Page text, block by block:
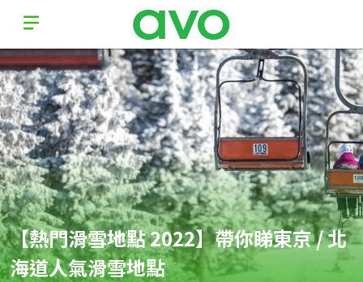
【熱門滑雪地點 2022】帶你睇東京 / 北
海道人氣滑雪地點